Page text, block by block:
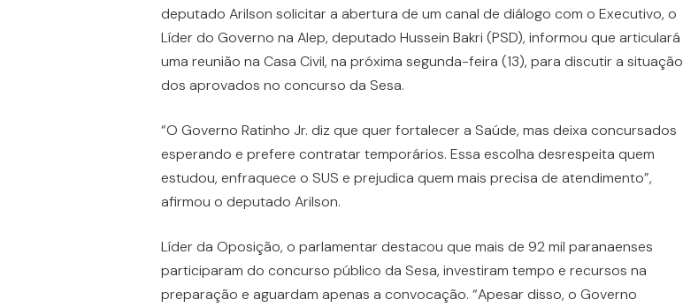
deputado Arilson solicitar a abertura de um canal de diálogo com o Executivo, o
Líder do Governo na Alep, deputado Hussein Bakri (PSD), informou que articulará
uma reunião na Casa Civil, na próxima segunda-feira (13), para discutir a situação
dos aprovados no concurso da Sesa.
“O Governo Ratinho Jr. diz que quer fortalecer a Saúde, mas deixa concursados
esperando e prefere contratar temporários. Essa escolha desrespeita quem
estudou, enfraquece o SUS e prejudica quem mais precisa de atendimento”,
afirmou o deputado Arilson.
Líder da Oposição, o parlamentar destacou que mais de 92 mil paranaenses
participaram do concurso público da Sesa, investiram tempo e recursos na
preparação e aguardam apenas a convocação. “Apesar disso, o Governo